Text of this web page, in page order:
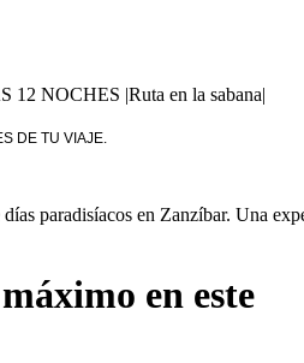
NOCHES |Ruta en la sabana|
DE TU VIAJE.
paradisíacos en Zanzíbar. Una
en este